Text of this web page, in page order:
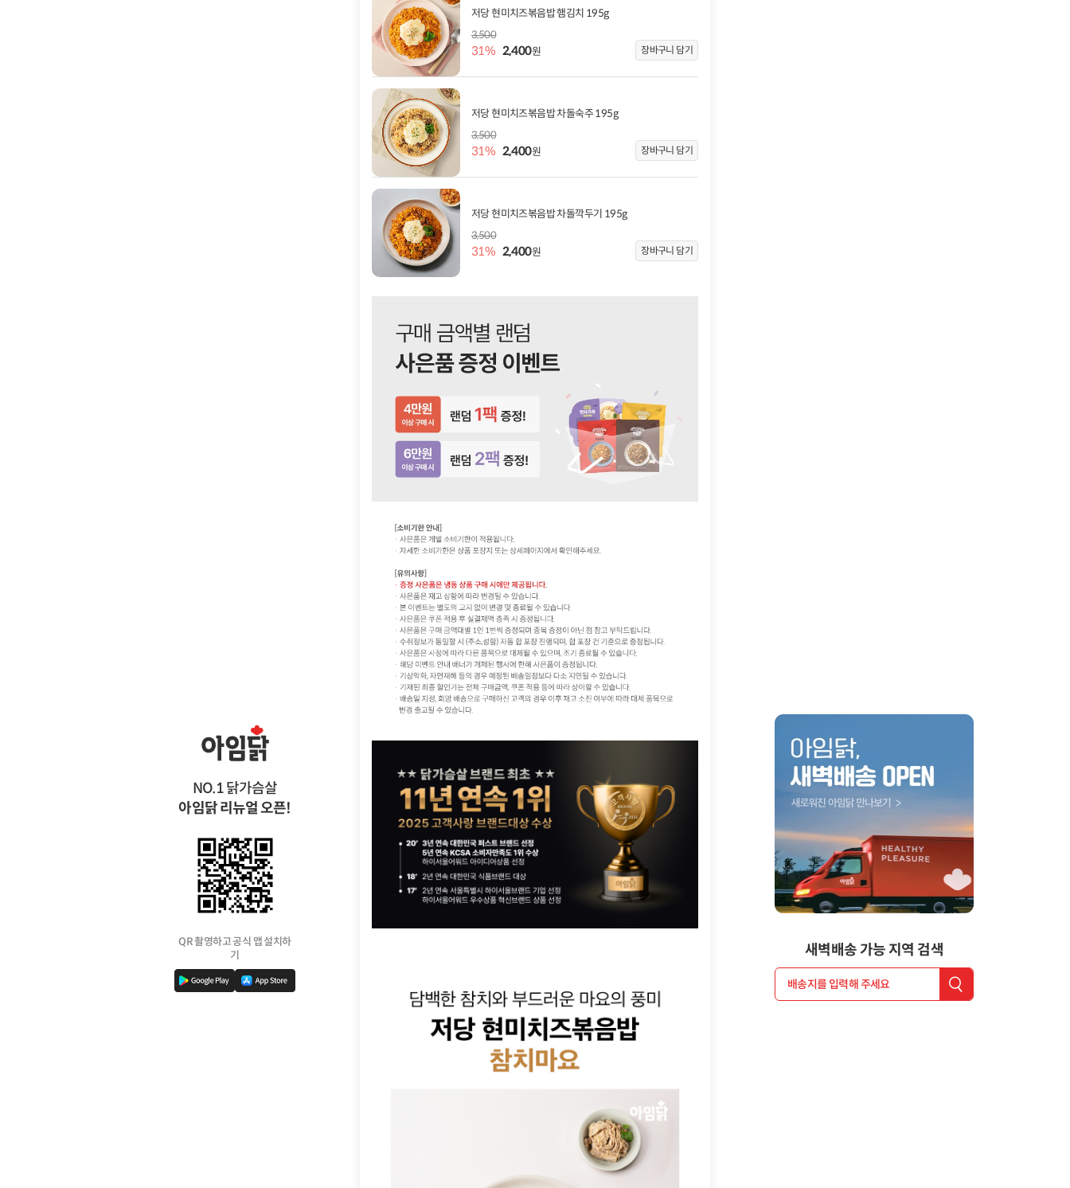
새벽배송 가능 지역 검색
배송지를 입력해 주세요
NO.1 닭가슴살
아임닭 리뉴얼 오픈!
QR 촬영하고 공식 앱 설치하
기
저당 현미치즈볶음밥 햄김치 195g
3,500
31% 2,400원 장바구니 담기
저당 현미치즈볶음밥 차돌숙주 195g
3,500
31% 2,400원 장바구니 담기
저당 현미치즈볶음밥 차돌깍두기 195g
3,500
31% 2,400원 장바구니 담기